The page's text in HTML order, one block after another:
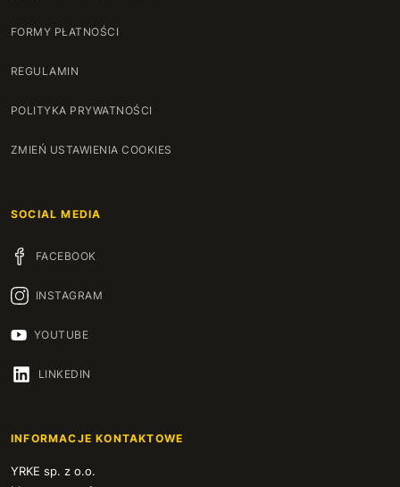
FORMY PŁATNOŚCI
REGULAMIN
POLITYKA PRYWATNOŚCI
ZMIEŃ USTAWIENIA COOKIES
SOCIAL MEDIA
FACEBOOK
INSTAGRAM
YOUTUBE
LINKEDIN
INFORMACJE KONTAKTOWE
YRKE sp. z o.o.